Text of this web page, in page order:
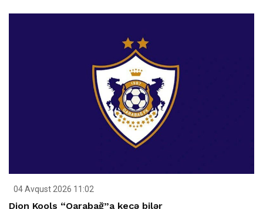
04 Avqust 2026 11:02
Dion Kools “Qarabağ”a keçə bilər